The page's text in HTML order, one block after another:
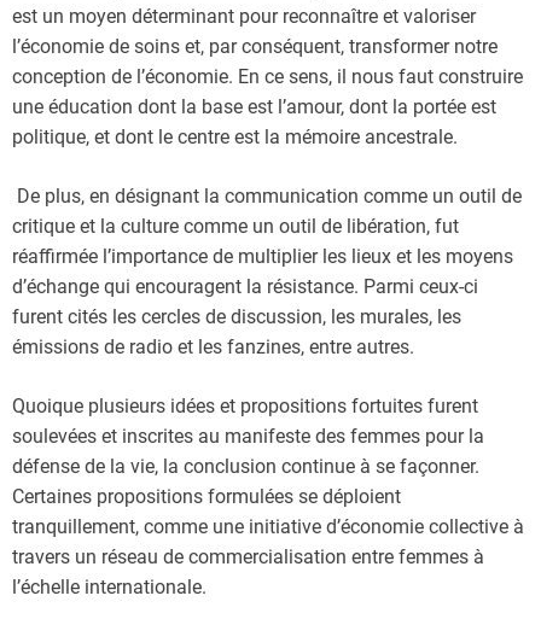
est un moyen déterminant pour reconnaître et valoriser
l’économie de soins et, par conséquent, transformer notre
conception de l’économie. En ce sens, il nous faut construire
une éducation dont la base est l’amour, dont la portée est
politique, et dont le centre est la mémoire ancestrale.
De plus, en désignant la communication comme un outil de
critique et la culture comme un outil de libération, fut
réaffirmée l’importance de multiplier les lieux et les moyens
d’échange qui encouragent la résistance. Parmi ceux-ci
furent cités les cercles de discussion, les murales, les
émissions de radio et les fanzines, entre autres.
Quoique plusieurs idées et propositions fortuites furent
soulevées et inscrites au manifeste des femmes pour la
défense de la vie, la conclusion continue à se façonner.
Certaines propositions formulées se déploient
tranquillement, comme une initiative d’économie collective à
travers un réseau de commercialisation entre femmes à
l’échelle internationale.